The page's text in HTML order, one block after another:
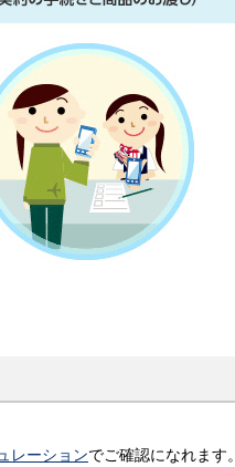
レーションでご確認になれます。